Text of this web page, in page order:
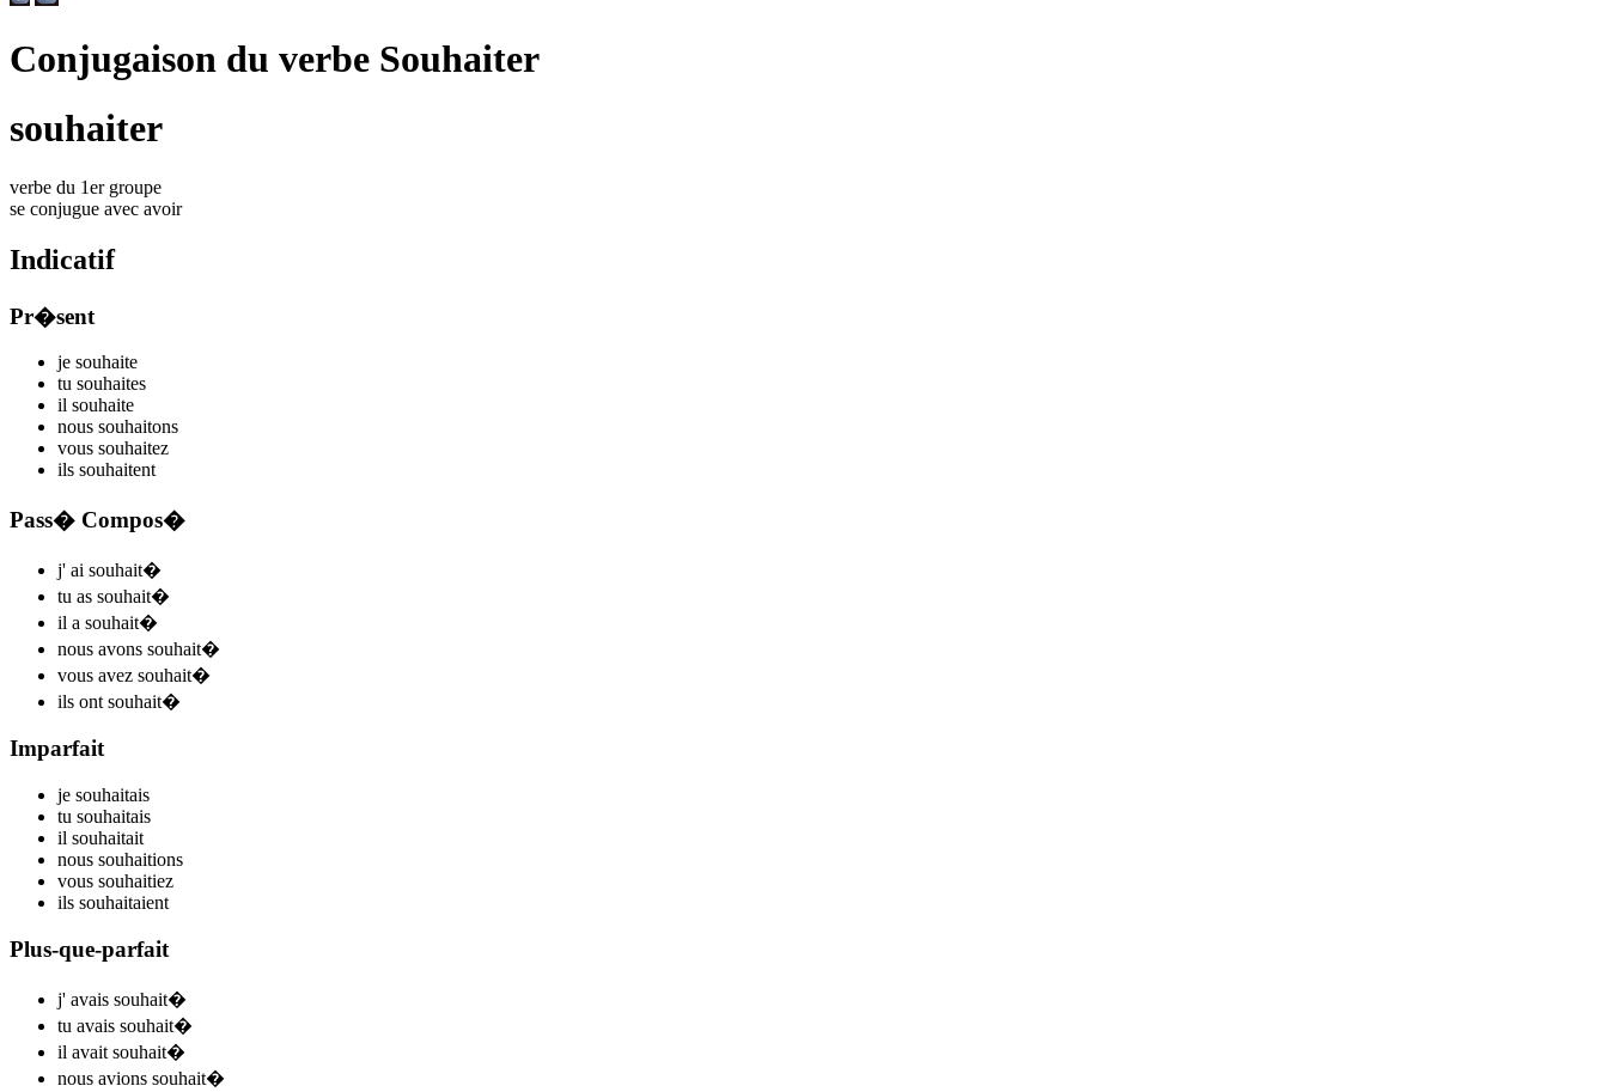
Conjugaison du verbe Souhaiter
souhaiter
verbe du 1er groupe
se conjugue avec avoir
Indicatif
Pr�sent
je souhaite
tu souhaites
il souhaite
nous souhaitons
vous souhaitez
ils souhaitent
Pass� Compos�
j' ai souhait�
tu as souhait�
il a souhait�
nous avons souhait�
vous avez souhait�
ils ont souhait�
Imparfait
je souhaitais
tu souhaitais
il souhaitait
nous souhaitions
vous souhaitiez
ils souhaitaient
Plus-que-parfait
j' avais souhait�
tu avais souhait�
il avait souhait�
nous avions souhait�